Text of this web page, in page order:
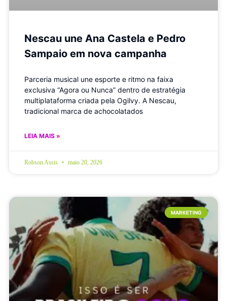
Nescau une Ana Castela e Pedro
Sampaio em nova campanha
Parceria musical une esporte e ritmo na faixa
exclusiva “Agora ou Nunca” dentro de estratégia
multiplataforma criada pela Ogilvy. A Nescau,
tradicional marca de achocolatados
LEIA MAIS »
Robson Assis maio 20, 2026
MARKETING